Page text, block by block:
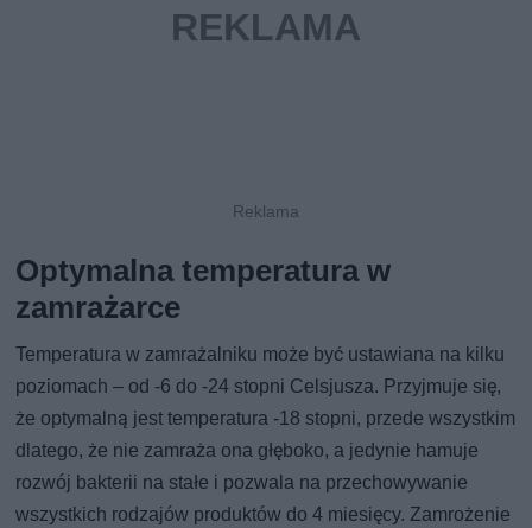
Optymalna temperatura w
zamrażarce
Temperatura w zamrażalniku może być ustawiana na kilku
poziomach – od -6 do -24 stopni Celsjusza. Przyjmuje się,
że optymalną jest temperatura -18 stopni, przede wszystkim
dlatego, że nie zamraża ona głęboko, a jedynie hamuje
rozwój bakterii na stałe i pozwala na przechowywanie
wszystkich rodzajów produktów do 4 miesięcy. Zamrożenie